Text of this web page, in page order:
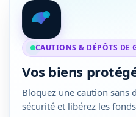
CAUTIONS & DÉPÔTS DE
Vos biens
Bloquez une caution sans
sécurité et libérez les